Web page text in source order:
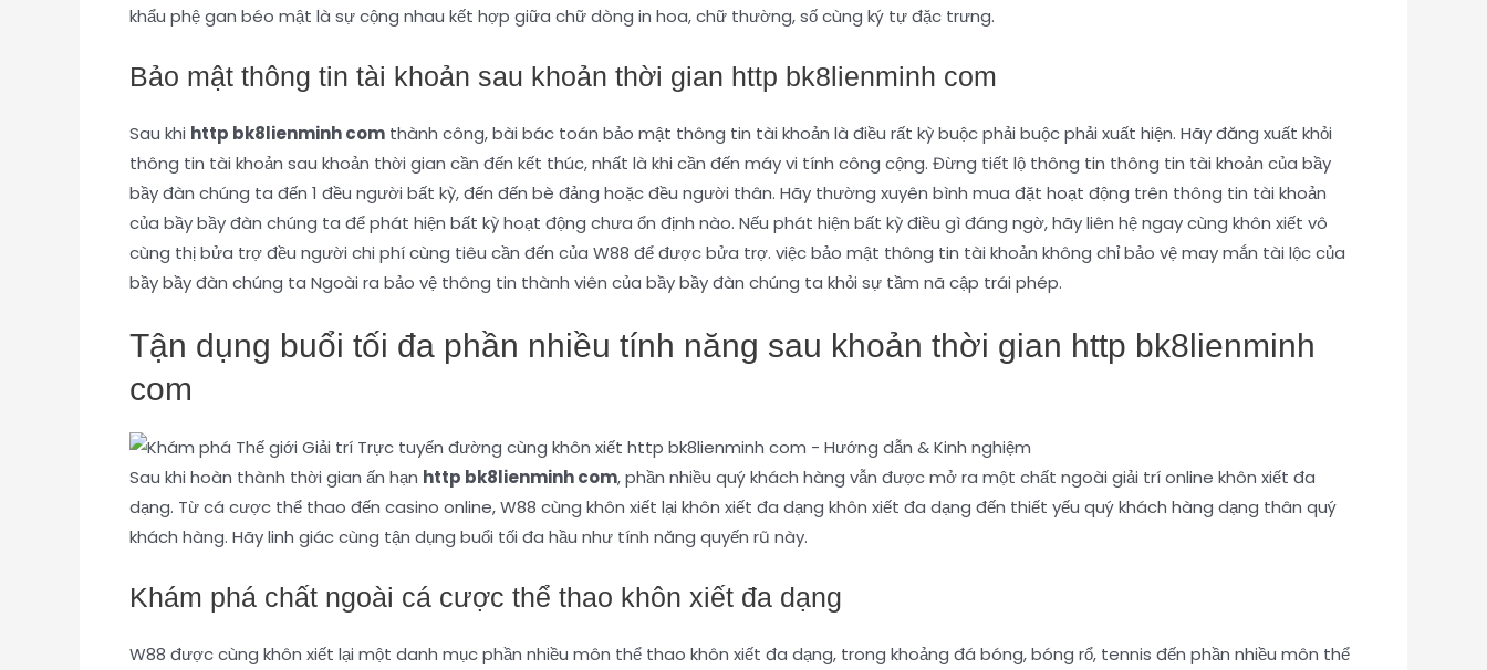
khẩu phệ gan béo mật là sự cộng nhau kết hợp giữa chữ dòng in hoa, chữ thường, số cùng ký tự đặc trưng.
Bảo mật thông tin tài khoản sau khoản thời gian http bk8lienminh com
Sau khi http bk8lienminh com thành công, bài bác toán bảo mật thông tin tài khoản là điều rất kỳ buộc phải buộc phải xuất hiện. Hãy đăng xuất khỏi
thông tin tài khoản sau khoản thời gian cần đến kết thúc, nhất là khi cần đến máy vi tính công cộng. Đừng tiết lộ thông tin thông tin tài khoản của bầy
bầy đàn chúng ta đến 1 đều người bất kỳ, đến đến bè đảng hoặc đều người thân. Hãy thường xuyên bình mua đặt hoạt động trên thông tin tài khoản
của bầy bầy đàn chúng ta để phát hiện bất kỳ hoạt động chưa ổn định nào. Nếu phát hiện bất kỳ điều gì đáng ngờ, hãy liên hệ ngay cùng khôn xiết vô
cùng thị bửa trợ đều người chi phí cùng tiêu cần đến của W88 để được bửa trợ. việc bảo mật thông tin tài khoản không chỉ bảo vệ may mắn tài lộc của
bầy bầy đàn chúng ta Ngoài ra bảo vệ thông tin thành viên của bầy bầy đàn chúng ta khỏi sự tầm nã cập trái phép.
Tận dụng buổi tối đa phần nhiều tính năng sau khoản thời gian http bk8lienminh
com
Sau khi hoàn thành thời gian ấn hạn http bk8lienminh com, phần nhiều quý khách hàng vẫn được mở ra một chất ngoài giải trí online khôn xiết đa
dạng. Từ cá cược thể thao đến casino online, W88 cùng khôn xiết lại khôn xiết đa dạng khôn xiết đa dạng đến thiết yếu quý khách hàng dạng thân quý
khách hàng. Hãy linh giác cùng tận dụng buổi tối đa hầu như tính năng quyến rũ này.
Khám phá chất ngoài cá cược thể thao khôn xiết đa dạng
W88 được cùng khôn xiết lại một danh mục phần nhiều môn thể thao khôn xiết đa dạng, trong khoảng đá bóng, bóng rổ, tennis đến phần nhiều môn thể